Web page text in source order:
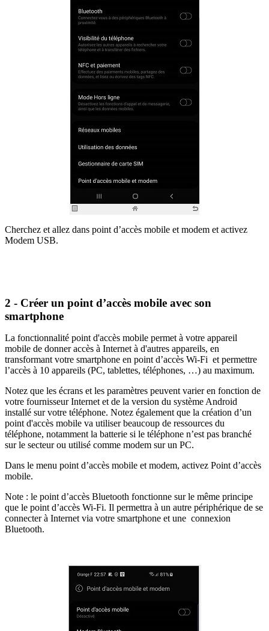
Cherchez et allez dans point d’accès mobile et modem et activez
Modem USB.
2 - Créer un point d’accès mobile avec son
smartphone
La fonctionnalité point d'accès mobile permet à votre appareil
mobile de donner accès à Internet à d'autres appareils, en
transformant votre smartphone en point d’accès Wi-Fi et permettre
l’accès à 10 appareils (PC, tablettes, téléphones, …) au maximum.
Notez que les écrans et les paramètres peuvent varier en fonction de
votre fournisseur Internet et de la version du système Android
installé sur votre téléphone. Notez également que la création d’un
point d'accès mobile va utiliser beaucoup de ressources du
téléphone, notamment la batterie si le téléphone n’est pas branché
sur le secteur ou utilisé comme modem sur un PC.
Dans le menu point d’accès mobile et modem, activez Point d’accès
mobile.
Note : le point d’accès Bluetooth fonctionne sur le même principe
que le point d’accès Wi-Fi. Il permettra à un autre périphérique de se
connecter à Internet via votre smartphone et une connexion
Bluetooth.